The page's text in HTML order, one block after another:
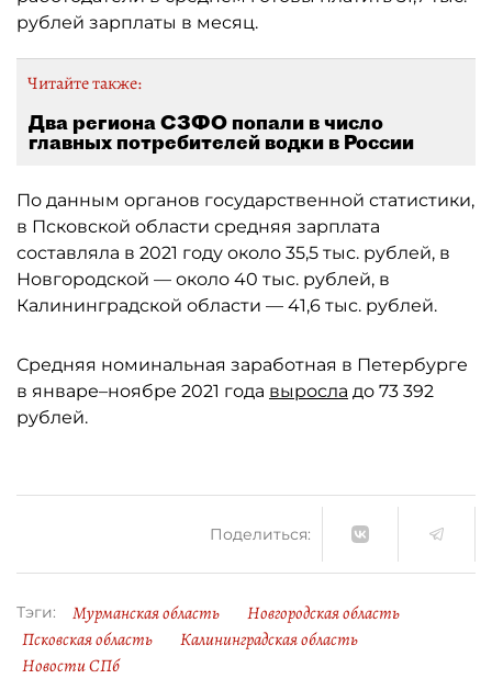
рублей зарплаты в месяц.
Читайте также:
Два региона СЗФО попали в число
главных потребителей водки в России
По данным органов государственной статистики,
в Псковской области средняя зарплата
составляла в 2021 году около 35,5 тыс. рублей, в
Новгородской — около 40 тыс. рублей, в
Калининградской области — 41,6 тыс. рублей.
Средняя номинальная заработная в Петербурге
в январе–ноябре 2021 года выросла до 73 392
рублей.
Поделиться:
Тэги: Мурманская область
Новгородская область
Псковская область
Калининградская область
Новости СПб